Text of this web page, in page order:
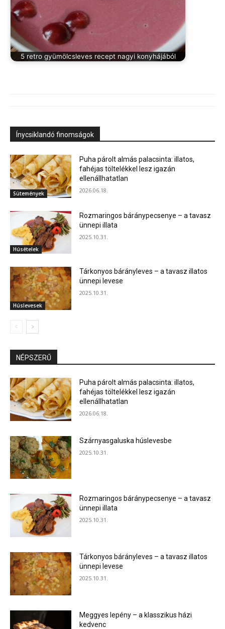
5 retro gyümölcsleves recept nagyi konyhájából
Ínycsiklandó finomságok
Sütemények
Puha párolt almás palacsinta: illatos,
fahéjas töltelékkel lesz igazán
ellenállhatatlan
2026.06.18.
Húsételek
Rozmaringos báránypecsenye – a tavasz
ünnepi illata
2025.10.31.
Húslevesek
Tárkonyos bárányleves – a tavasz illatos
ünnepi levese
2025.10.31.
NÉPSZERŰ
Puha párolt almás palacsinta: illatos,
fahéjas töltelékkel lesz igazán
ellenállhatatlan
2026.06.18.
Szárnyasgaluska húslevesbe
2025.10.31.
Rozmaringos báránypecsenye – a tavasz
ünnepi illata
2025.10.31.
Tárkonyos bárányleves – a tavasz illatos
ünnepi levese
2025.10.31.
Meggyes lepény – a klasszikus házi
kedvenc